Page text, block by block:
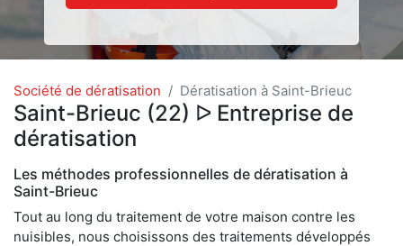
Société de dératisation Dératisation à Saint-Brieuc
Saint-Brieuc (22) ᐅ Entreprise de
dératisation
Les méthodes professionnelles de dératisation à
Saint-Brieuc
Tout au long du traitement de votre maison contre les
nuisibles, nous choisissons des traitements développés